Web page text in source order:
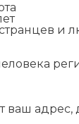
и
ваш адрес,